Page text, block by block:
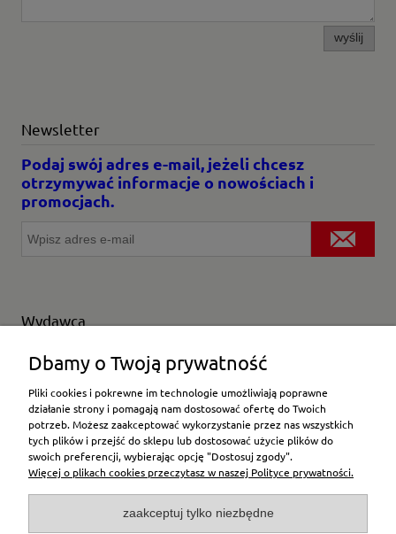
wyślij
Newsletter
Podaj swój adres e-mail, jeżeli chcesz
otrzymywać informacje o nowościach i
promocjach.
Wydawca
Wybierz producenta
Moje konto
Płatności i dostawa
Pomoc
Dbamy o Twoją prywatność
Pliki cookies i pokrewne im technologie umożliwiają poprawne
działanie strony i pomagają nam dostosować ofertę do Twoich
potrzeb. Możesz zaakceptować wykorzystanie przez nas wszystkich
tych plików i przejść do sklepu lub dostosować użycie plików do
swoich preferencji, wybierając opcję "Dostosuj zgody".
Więcej o plikach cookies przeczytasz w naszej Polityce prywatności.
zaakceptuj tylko niezbędne